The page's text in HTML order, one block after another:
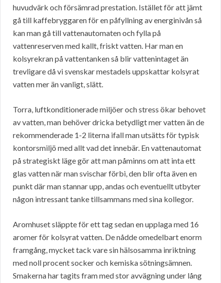
huvudvärk och försämrad prestation. Istället för att jämt
gå till kaffebryggaren för en påfyllning av energinivån så
kan man gå till vattenautomaten och fylla på
vattenreserven med kallt, friskt vatten. Har man en
kolsyrekran på vattentanken så blir vattenintaget än
trevligare då vi svenskar mestadels uppskattar kolsyrat
vatten mer än vanligt, slätt.
Torra, luftkonditionerade miljöer och stress ökar behovet
av vatten, man behöver dricka betydligt mer vatten än de
rekommenderade 1-2 literna ifall man utsätts för typisk
kontorsmiljö med allt vad det innebär. En vattenautomat
på strategiskt läge gör att man påminns om att inta ett
glas vatten när man svischar förbi, den blir ofta även en
punkt där man stannar upp, andas och eventuellt utbyter
någon intressant tanke tillsammans med sina kollegor.
Aromhuset släppte för ett tag sedan en upplaga med 16
aromer för kolsyrat vatten. De nådde omedelbart enorm
framgång, mycket tack vare sin hälsosamma inriktning
med noll procent socker och kemiska sötningsämnen.
Smakerna har tagits fram med stor avvägning under lång